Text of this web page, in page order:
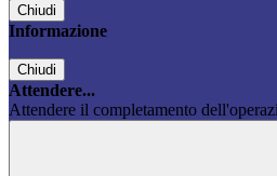
Chiudi
Informazione
Chiudi
Attendere...
Attendere il completamento